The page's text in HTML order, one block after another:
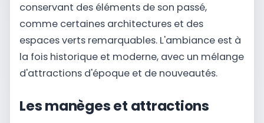
conservant des éléments de son passé,
comme certaines architectures et des
espaces verts remarquables. L'ambiance est à
la fois historique et moderne, avec un mélange
d'attractions d'époque et de nouveautés.
Les manèges et attractions